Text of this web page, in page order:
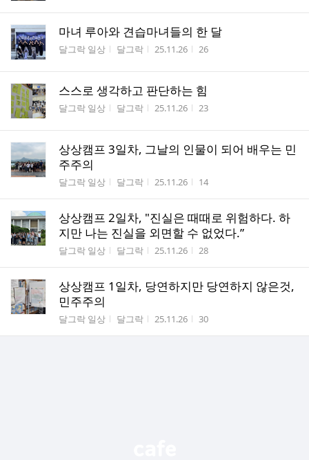
마녀 루아와 견습마녀들의 한 달
게시판명
달그락 일상 작성자
달그락 작성시간
25.11.26 조회수
26
스스로 생각하고 판단하는 힘
게시판명
달그락 일상 작성자
달그락 작성시간
25.11.26 조회수
23
상상캠프 3일차, 그날의 인물이 되어 배우는 민
주주의
게시판명
달그락 일상 작성자
달그락 작성시간
25.11.26 조회수
14
상상캠프 2일차, "진실은 때때로 위험하다. 하
지만 나는 진실을 외면할 수 없었다.”
게시판명
달그락 일상 작성자
달그락 작성시간
25.11.26 조회수
28
상상캠프 1일차, 당연하지만 당연하지 않은것,
민주주의
게시판명
달그락 일상 작성자
달그락 작성시간
25.11.26 조회수
30